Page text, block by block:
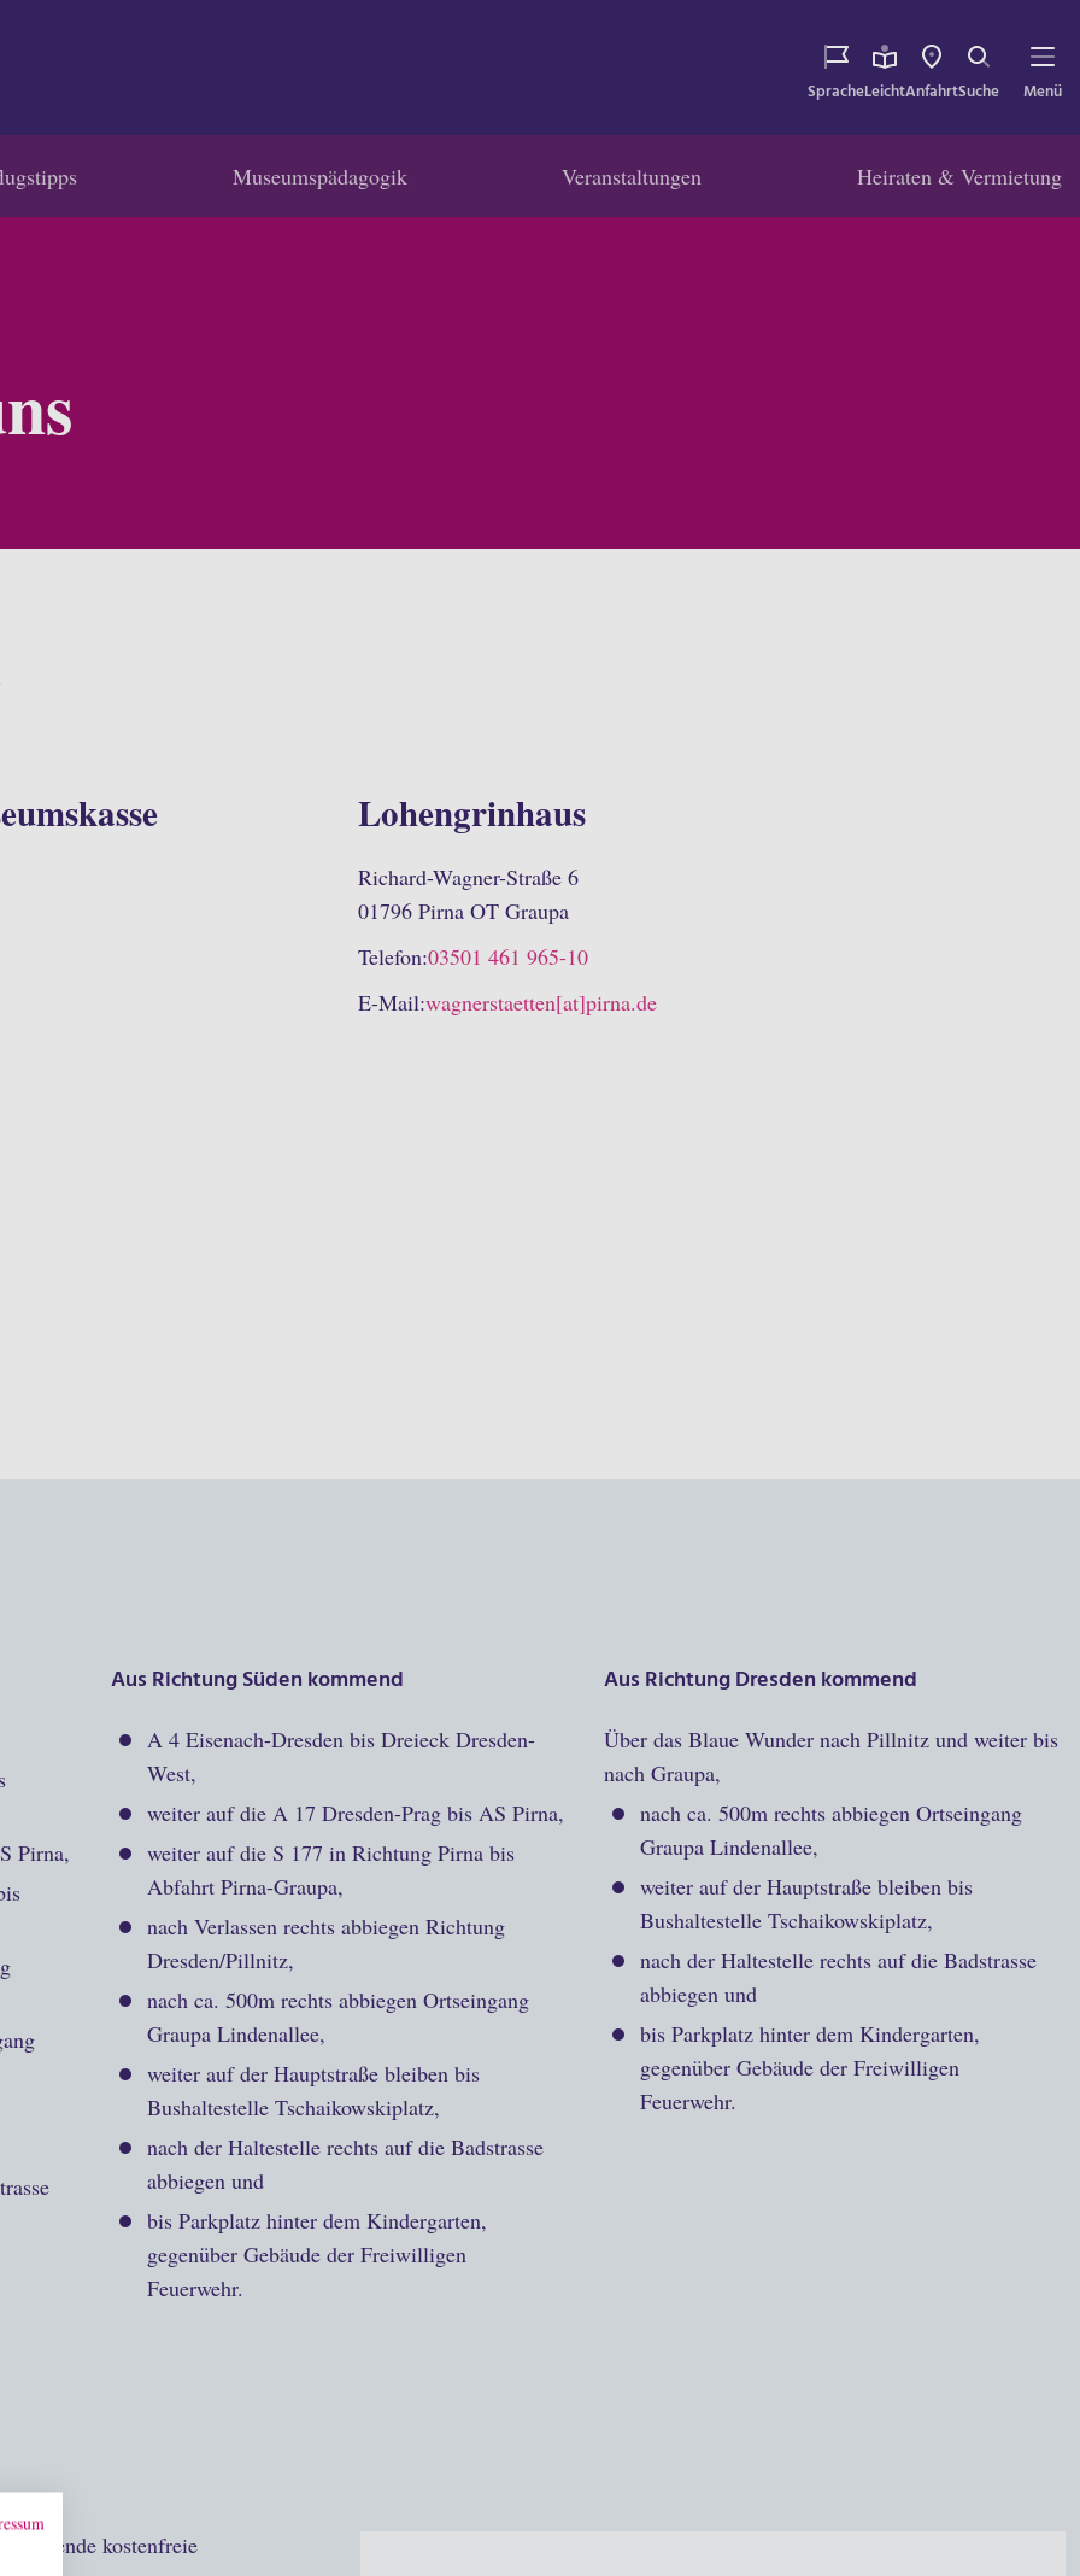
SpracheLeichtAnfahrtSuche Menü
Museumspädagogik Veranstaltungen Heiraten & Vermietung
Lohengrinhaus
Richard-Wagner-Straße 6
01796 Pirna OT Graupa
Telefon:03501 461 965-10
E-Mail:wagnerstaetten[at]pirna.de
Pirna,
Aus RichtungSüden kommend
A 4 Eisenach-Dresden bis Dreieck Dresden-
West,
weiter auf die A 17 Dresden-Prag bis AS Pirna,
weiter auf die S 177 in Richtung Pirna bis
Abfahrt Pirna-Graupa,
nach Verlassen rechts abbiegen Richtung
Dresden/Pillnitz,
nach ca. 500m rechts abbiegen Ortseingang
Graupa Lindenallee,
weiter auf der Hauptstraße bleiben bis
Bushaltestelle Tschaikowskiplatz,
nach der Haltestelle rechts auf die Badstrasse
abbiegen und
bis Parkplatz hinter dem Kindergarten,
gegenüber Gebäude der Freiwilligen
Feuerwehr.
Aus RichtungDresden kommend
Über das Blaue Wunder nach Pillnitz und weiter bis
nach Graupa,
nach ca. 500m rechts abbiegen Ortseingang
Graupa Lindenallee,
weiter auf der Hauptstraße bleiben bis
Bushaltestelle Tschaikowskiplatz,
nach der Haltestelle rechts auf die Badstrasse
abbiegen und
bis Parkplatz hinter dem Kindergarten,
gegenüber Gebäude der Freiwilligen
Feuerwehr.
folgende kostenfreie